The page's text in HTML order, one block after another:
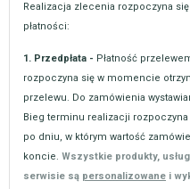
Realizacja zlecenia rozpoczyna
płatności:
1. Przedpłata - Płatność
rozpoczyna się w momencie
przelewu. Do zamówienia
Bieg terminu realizacji
po dniu, w którym wartość
koncie. Wszystkie produkty,
serwisie są personalizowane i